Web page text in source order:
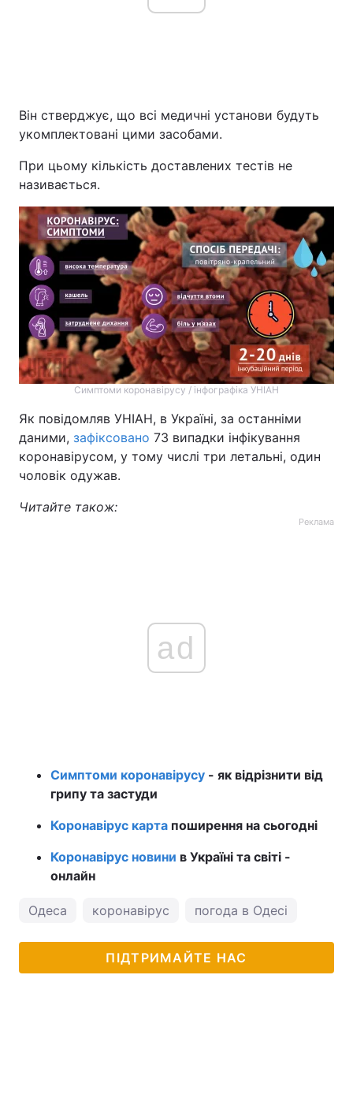
Він стверджує, що всі медичні установи будуть
укомплектовані цими засобами.
При цьому кількість доставлених тестів не
називається.
Симптоми коронавірусу / інфографіка УНІАН
Як повідомляв УНІАН, в Україні, за останніми
даними, зафіксовано 73 випадки інфікування
коронавірусом, у тому числі три летальні, один
чоловік одужав.
Читайте також:
Реклама
ad
Симптоми коронавірусу - як відрізнити від
грипу та застуди
Коронавірус карта поширення на сьогодні
Коронавірус новини в Україні та світі -
онлайн
Одеса коронавірус погода в Одесі
ПІДТРИМАЙТЕ НАС